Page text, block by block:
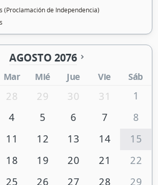
(Proclamación de Independencia)
AGOSTO 2076
Mar Mié Jue Vie Sáb
28 29 30 31
1
4 5 6 7
8
11 12 13 14
15
18 19 20 21
22
25 26 27 28
29